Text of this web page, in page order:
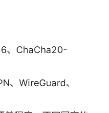
、ChaCha20-
、WireGuard、